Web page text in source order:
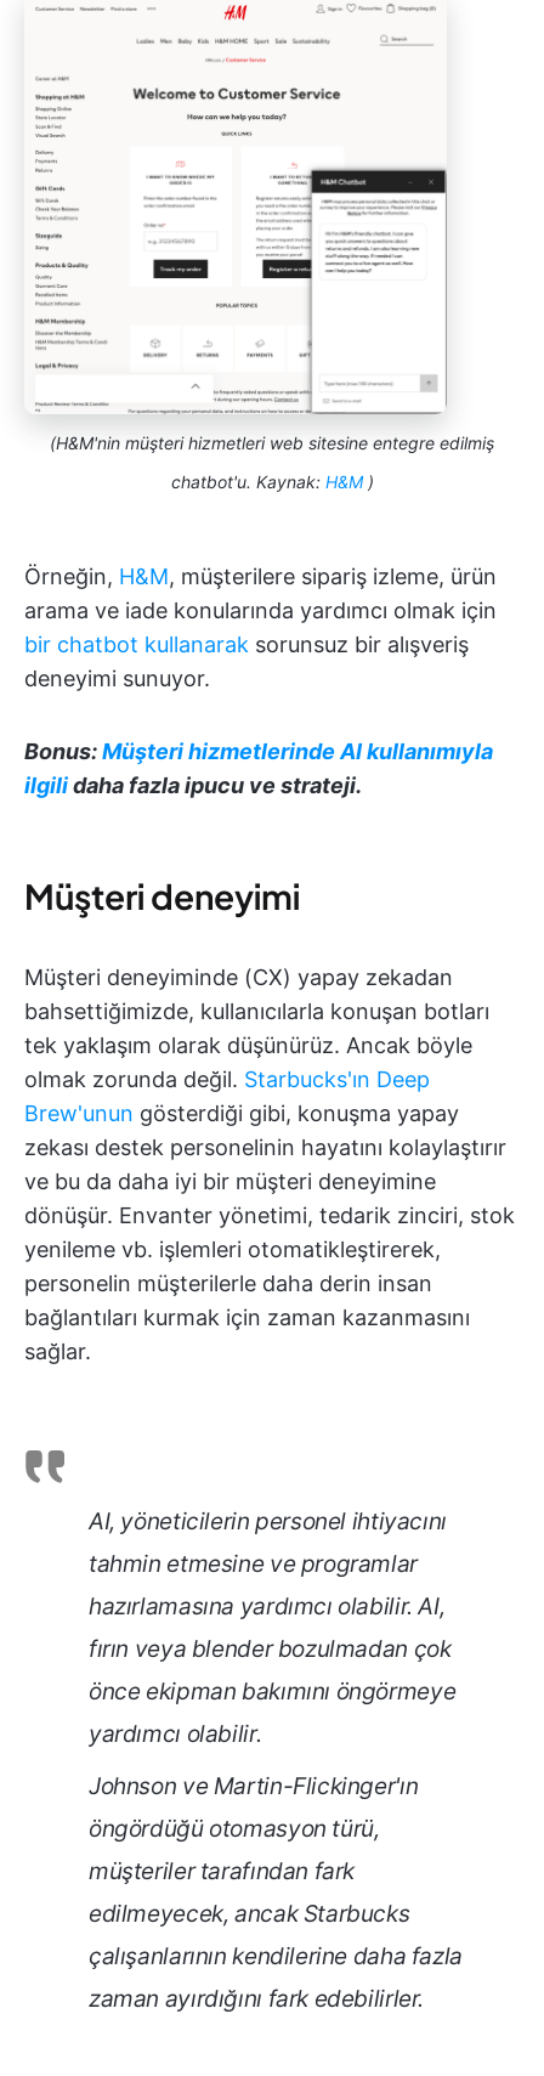
(H&M'nin müşteri hizmetleri web sitesine entegre edilmiş
chatbot'u. Kaynak: H&M )
Örneğin, H&M, müşterilere sipariş izleme, ürün
arama ve iade konularında yardımcı olmak için
bir chatbot kullanarak sorunsuz bir alışveriş
deneyimi sunuyor.
Bonus:Müşteri hizmetlerinde AI kullanımıyla
ilgilidaha fazla ipucu ve strateji.
Müşteri deneyimi
Müşteri deneyiminde (CX) yapay zekadan
bahsettiğimizde, kullanıcılarla konuşan botları
tek yaklaşım olarak düşünürüz. Ancak böyle
olmak zorunda değil. Starbucks'ın Deep
Brew'unun gösterdiği gibi, konuşma yapay
zekası destek personelinin hayatını kolaylaştırır
ve bu da daha iyi bir müşteri deneyimine
dönüşür. Envanter yönetimi, tedarik zinciri, stok
yenileme vb. işlemleri otomatikleştirerek,
personelin müşterilerle daha derin insan
bağlantıları kurmak için zaman kazanmasını
sağlar.
AI, yöneticilerin personel ihtiyacını
tahmin etmesine ve programlar
hazırlamasına yardımcı olabilir. AI,
fırın veya blender bozulmadan çok
önce ekipman bakımını öngörmeye
yardımcı olabilir.
Johnson ve Martin-Flickinger'ın
öngördüğü otomasyon türü,
müşteriler tarafından fark
edilmeyecek, ancak Starbucks
çalışanlarının kendilerine daha fazla
zaman ayırdığını fark edebilirler.